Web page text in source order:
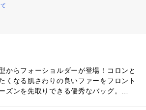
からフォーショルダーが登場！コロンと
くなる肌さわりの良いファーをフロント
ズンを先取りできる優秀なバッグ。